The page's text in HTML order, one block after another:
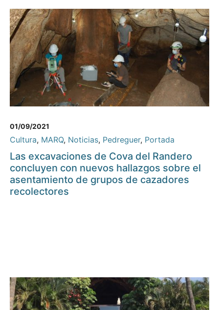
01/09/2021
Cultura, MARQ, Noticias, Pedreguer, Portada
Las excavaciones de Cova del Randero
concluyen con nuevos hallazgos sobre el
asentamiento de grupos de cazadores
recolectores